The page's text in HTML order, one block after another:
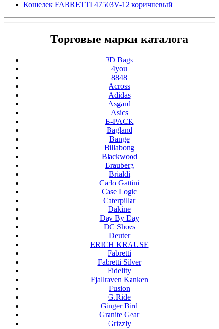
Кошелек FABRETTI 47503V-12 коричневый
Торговые марки каталога
3D Bags
4you
8848
Across
Adidas
Asgard
Asics
B-PACK
Bagland
Bange
Billabong
Blackwood
Brauberg
Brialdi
Carlo Gattini
Case Logic
Caterpillar
Dakine
Day By Day
DC Shoes
Deuter
ERICH KRAUSE
Fabretti
Fabretti Silver
Fidelity
Fjallraven Kanken
Fusion
G.Ride
Ginger Bird
Granite Gear
Grizzly